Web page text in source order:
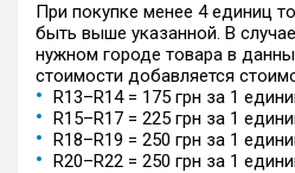
При покупке менее 4 единиц
быть выше указанной. В
нужном городе товара в
стоимости добавляется
R13–R14 = 175 грн за 1
R15–R17 = 225 грн за 1
R18–R19 = 250 грн за 1
R20–R22 = 250 грн за 1